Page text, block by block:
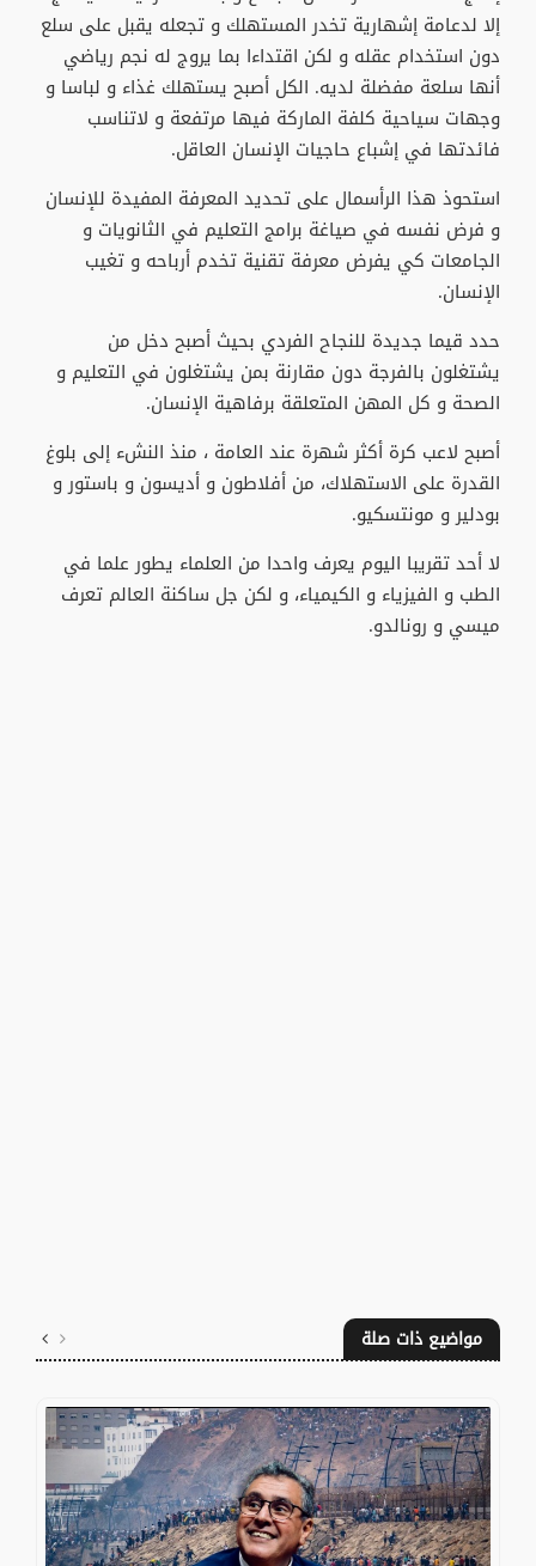
إلا لدعامة إشهارية تخدر المستهلك و تجعله يقبل على سلع
دون استخدام عقله و لكن اقتداءا بما يروج له نجم رياضي
أنها سلعة مفضلة لديه. الكل أصبح يستهلك غذاء و لباسا و
وجهات سياحية كلفة الماركة فيها مرتفعة و لاتناسب
فائدتها في إشباع حاجيات الإنسان العاقل.
استحوذ هذا الرأسمال على تحديد المعرفة المفيدة للإنسان
و فرض نفسه في صياغة برامج التعليم في الثانويات و
الجامعات كي يفرض معرفة تقنية تخدم أرباحه و تغيب
الإنسان.
حدد قيما جديدة للنجاح الفردي بحيث أصبح دخل من
يشتغلون بالفرجة دون مقارنة بمن يشتغلون في التعليم و
الصحة و كل المهن المتعلقة برفاهية الإنسان.
أصبح لاعب كرة أكثر شهرة عند العامة ، منذ النشء إلى بلوغ
القدرة على الاستهلاك، من أفلاطون و أديسون و باستور و
بودلير و مونتسكيو.
لا أحد تقريبا اليوم يعرف واحدا من العلماء يطور علما في
الطب و الفيزياء و الكيمياء، و لكن جل ساكنة العالم تعرف
ميسي و رونالدو.
مواضيع ذات صلة